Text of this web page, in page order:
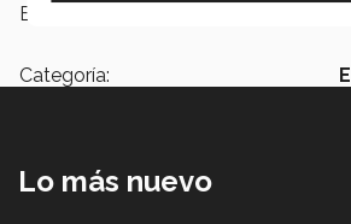
Etiquetas:
Categoría:
Lo más nuevo